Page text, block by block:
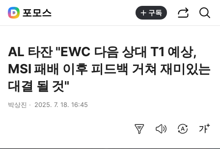
포모스 구독
AL 타잔 "EWC 다음 상대 T1 예상,
MSI 패배 이후 피드백 거쳐 재미있는
대결 될 것"
박상진 2025. 7. 18. 16:45